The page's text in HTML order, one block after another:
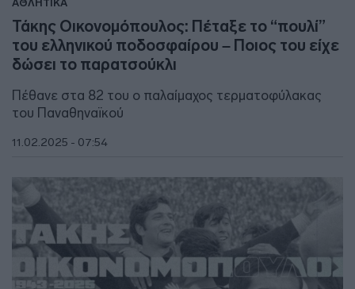
ΑΘΛΗΤΙΚΑ
Τάκης Οικονομόπουλος: Πέταξε το “πουλί”
του ελληνικού ποδοσφαίρου – Ποιος του είχε
δώσει το παρατσούκλι
Πέθανε στα 82 του ο παλαίμαχος τερματοφύλακας
του Παναθηναϊκού
11.02.2025 - 07:54